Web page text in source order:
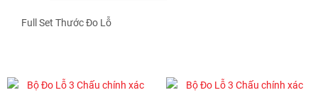
Full Set Thước Đo Lỗ